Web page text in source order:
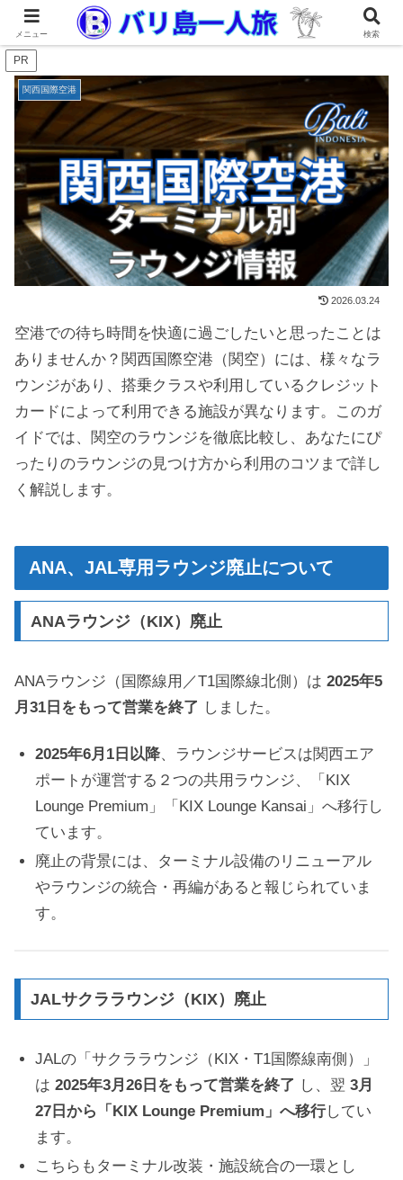
PR
関西国際空港
2026.03.24
空港での待ち時間を快適に過ごしたいと思ったことは
ありませんか？関西国際空港（関空）には、様々なラ
ウンジがあり、搭乗クラスや利用しているクレジット
カードによって利用できる施設が異なります。このガ
イドでは、関空のラウンジを徹底比較し、あなたにぴ
ったりのラウンジの見つけ方から利用のコツまで詳し
く解説します。
ANA、JAL専用ラウンジ廃止について
ANAラウンジ（KIX）廃止
ANAラウンジ（国際線用／T1国際線北側）は 2025年5
月31日をもって営業を終了 しました。
2025年6月1日以降、ラウンジサービスは関西エア
ポートが運営する２つの共用ラウンジ、「KIX
Lounge Premium」「KIX Lounge Kansai」へ移行し
ています。
廃止の背景には、ターミナル設備のリニューアル
やラウンジの統合・再編があると報じられていま
す。
JALサクララウンジ（KIX）廃止
JALの「サクララウンジ（KIX・T1国際線南側）」
は2025年3月26日をもって営業を終了 し、翌3月
27日から「KIX Lounge Premium」へ移行してい
ます。
こちらもターミナル改装・施設統合の一環とし
メニュー 検索